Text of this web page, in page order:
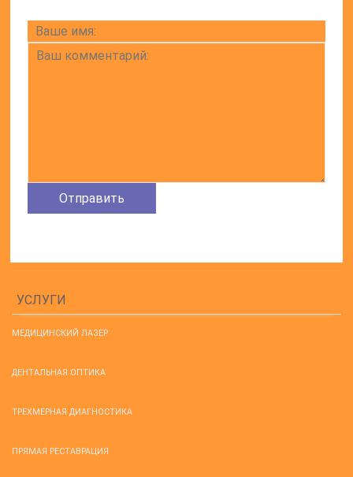
УСЛУГИ
МЕДИЦИНСКИЙ ЛАЗЕР
ДЕНТАЛЬНАЯ ОПТИКА
ТРЕХМЕРНАЯ ДИАГНОСТИКА
ПРЯМАЯ РЕСТАВРАЦИЯ